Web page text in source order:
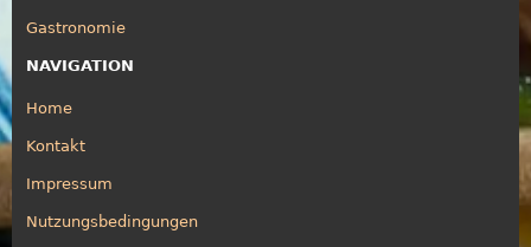
Gastronomie
NAVIGATION
Home
Kontakt
Impressum
Nutzungsbedingungen